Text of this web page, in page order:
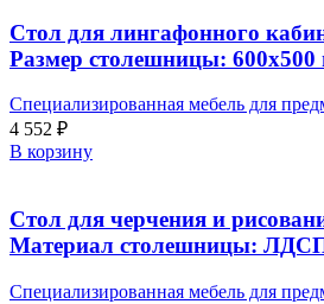
Стол для лингафонного
Размер столешницы:
Специализированная мебель для
4 552 ₽
В корзину
Стол для черчения и
Материал столешницы:
Специализированная мебель для